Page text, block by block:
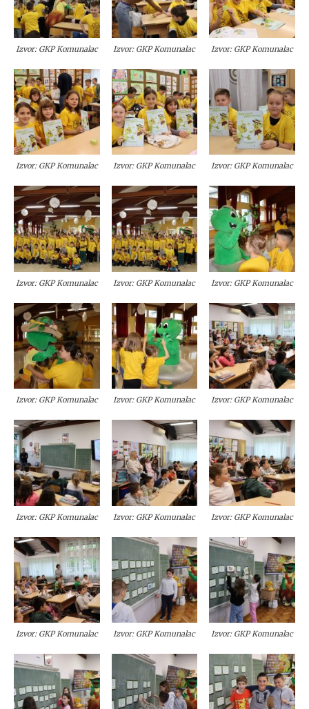
Izvor: GKP Komunalac Izvor: GKP Komunalac Izvor: GKP Komunalac
Izvor: GKP Komunalac Izvor: GKP Komunalac Izvor: GKP Komunalac
Izvor: GKP Komunalac Izvor: GKP Komunalac Izvor: GKP Komunalac
Izvor: GKP Komunalac Izvor: GKP Komunalac Izvor: GKP Komunalac
Izvor: GKP Komunalac Izvor: GKP Komunalac Izvor: GKP Komunalac
Izvor: GKP Komunalac Izvor: GKP Komunalac Izvor: GKP Komunalac